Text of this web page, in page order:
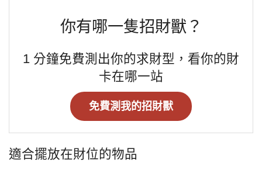
你有哪一隻招財獸？
1 分鐘免費測出你的求財型，看你的財
卡在哪一站
免費測我的招財獸
適合擺放在財位的物品